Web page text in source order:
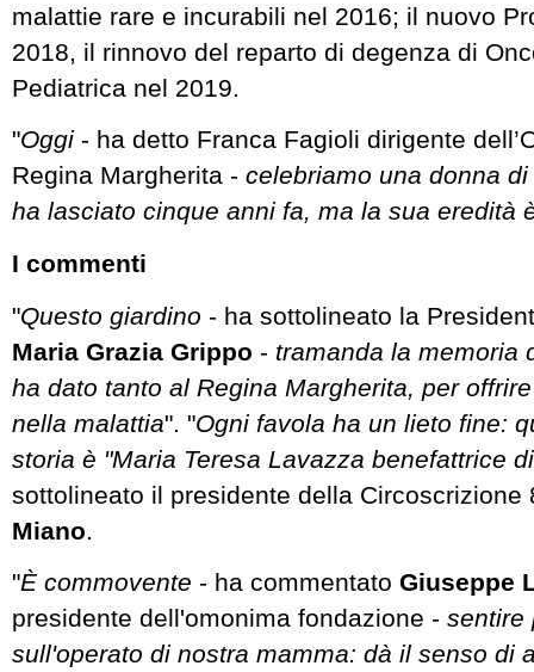
malattie rare e incurabili nel 2016; il nuovo
2018, il rinnovo del reparto di degenza di
Pediatrica nel 2019.
"Oggi - ha detto Franca Fagioli dirigente
Regina Margherita - celebriamo una donna
ha lasciato cinque anni fa, ma la sua eredità
I commenti
"Questo giardino - ha sottolineato la
Maria Grazia Grippo - tramanda la memoria
ha dato tanto al Regina Margherita, per
nella malattia". "Ogni favola ha un lieto fine:
storia è "Maria Teresa Lavazza benefattrice
sottolineato il presidente della Circoscrizione
Miano
"È commovente - ha commentato Giuseppe
presidente dell'omonima fondazione - sentire
sull'operato di nostra mamma: dà il senso di